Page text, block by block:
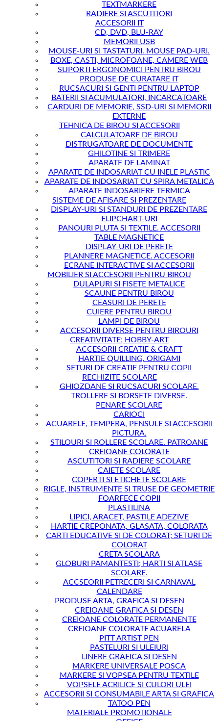
TEXTMARKERE
RADIERE SI ASCUTITORI
ACCESORII IT
CD, DVD, BLU-RAY
MEMORII USB
MOUSE-URI SI TASTATURI. MOUSE PAD-URI.
BOXE, CASTI, MICROFOANE, CAMERE WEB
SUPORTI ERGONOMICI PENTRU BIROU
PRODUSE DE CURATARE IT
RUCSACURI SI GENTI PENTRU LAPTOP
BATERII SI ACUMULATORI, INCARCATOARE
CARDURI DE MEMORIE, SSD-URI SI MEMORII
EXTERNE
TEHNICA DE BIROU SI ACCESORII
CALCULATOARE DE BIROU
DISTRUGATOARE DE DOCUMENTE
GHILOTINE SI TRIMERE
APARATE DE LAMINAT
APARATE DE INDOSARIAT CU INELE PLASTIC
APARATE DE INDOSARIAT CU SPIRA METALICA
APARATE INDOSARIERE TERMICA
SISTEME DE AFISARE SI PREZENTARE
DISPLAY-URI SI STANDURI DE PREZENTARE
FLIPCHART-URI
PANOURI PLUTA SI TEXTILE. ACCESORII
TABLE MAGNETICE
DISPLAY-URI DE PERETE
PLANNERE MAGNETICE. ACCESORII
ECRANE INTERACTIVE SI ACCESORII
MOBILIER SI ACCESORII PENTRU BIROU
DULAPURI SI FISETE METALICE
SCAUNE PENTRU BIROU
CEASURI DE PERETE
CUIERE PENTRU BIROU
LAMPI DE BIROU
ACCESORII DIVERSE PENTRU BIROURI
CREATIVITATE; HOBBY-ART
ACCESORII CREATIE & CRAFT
HARTIE QUILLING, ORIGAMI
SETURI DE CREATIE PENTRU COPII
RECHIZITE SCOLARE
GHIOZDANE SI RUCSACURI SCOLARE.
TROLLERE SI BORSETE DIVERSE.
PENARE SCOLARE
CARIOCI
ACUARELE, TEMPERA, PENSULE SI ACCESORII
PICTURA.
STILOURI SI ROLLERE SCOLARE. PATROANE
CREIOANE COLORATE
ASCUTITORI SI RADIERE SCOLARE
CAIETE SCOLARE
COPERTI SI ETICHETE SCOLARE
RIGLE, INSTRUMENTE SI TRUSE DE GEOMETRIE
FOARFECE COPII
PLASTILINA
LIPICI, ARACET, PASTILE ADEZIVE
HARTIE CREPONATA, GLASATA, COLORATA
CARTI EDUCATIVE SI DE COLORAT; SETURI DE
COLORAT
CRETA SCOLARA
GLOBURI PAMANTESTI; HARTI SI ATLASE
SCOLARE.
ACCSEORII PETRECERI SI CARNAVAL
CALENDARE
PRODUSE ARTA, GRAFICA SI DESEN
CREIOANE GRAFICA SI DESEN
CREIOANE COLORATE PERMANENTE
CREIOANE COLORATE ACUARELA
PITT ARTIST PEN
PASTELURI SI ULEIURI
LINERE GRAFICA SI DESEN
MARKERE UNIVERSALE POSCA
MARKERE SI VOPSEA PENTRU TEXTILE
VOPSELE ACRILICE SI CULORI ULEI
ACCESORII SI CONSUMABILE ARTA SI GRAFICA
TATOO PEN
MATERIALE PROMOTIONALE